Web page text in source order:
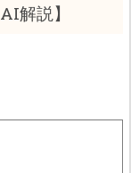
解説】